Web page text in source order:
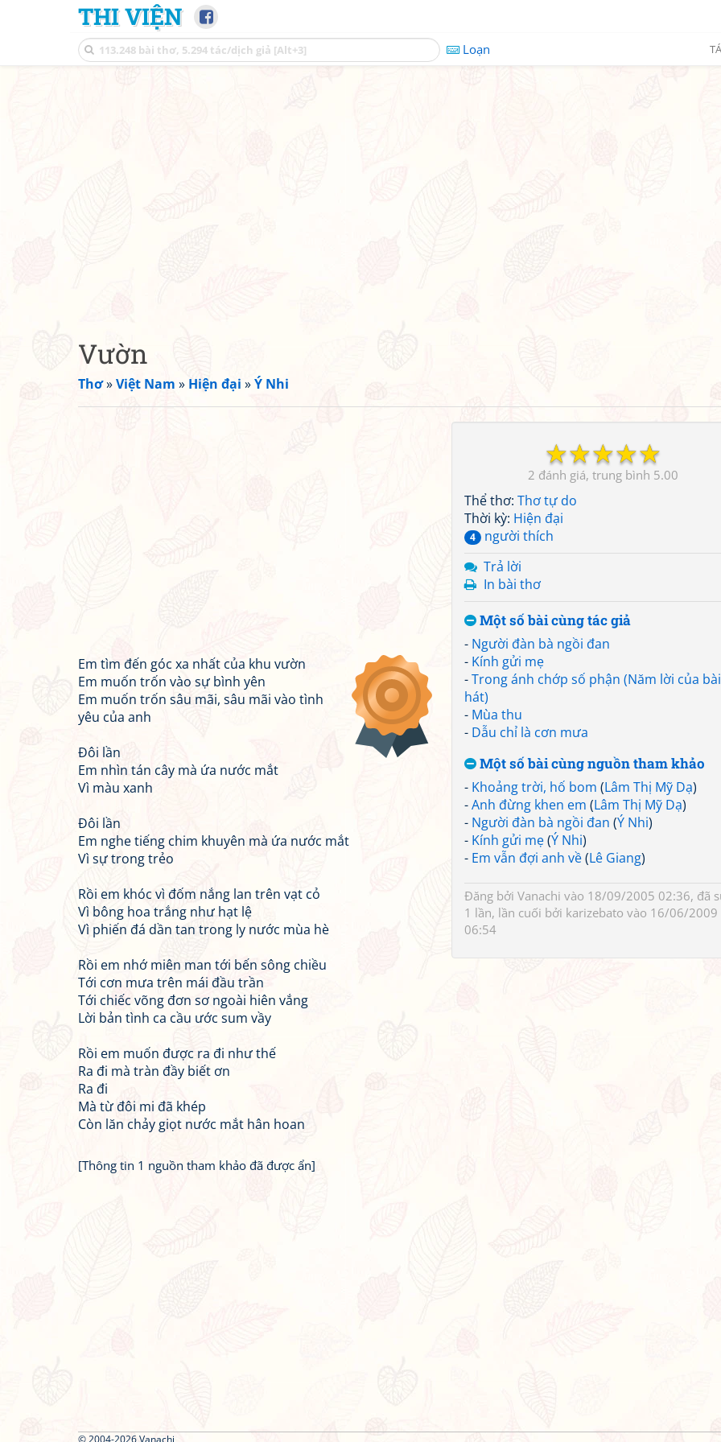
THI VIỆN
Loạn
Vườn
Thơ»Việt Nam » Hiện đại »Ý Nhi
☆
☆
☆
☆
☆
2 5.00
Thể thơ: Thơ tự do
Thời kỳ: Hiện đại
4
người thích
Trả lời
In bài thơ
Một số bài cùng tác giả
- Người đàn bà ngồi đan
- Kính gửi mẹ
-Trong ánh chớp số phận (Năm lời của bài
hát)
- Mùa thu
- Dẫu chỉ là cơn mưa
Một số bài cùng nguồn tham khảo
- Khoảng trời, hố bom (Lâm Thị Mỹ Dạ)
-Anh đừng khen em (Lâm Thị Mỹ Dạ)
- Người đàn bà ngồi đan (Ý Nhi)
- Kính gửi mẹ(Ý Nhi)
- Em vẫn đợi anh về(Lê Giang)
Đăng bởi Vanachi vào 18/09/2005 02:36, đã
1 lần, lần cuối bởi karizebato vào 16/06/2009
06:54
Em tìm đến góc xa nhất của khu vườn
Em muốn trốn vào sự bình yên
Em muốn trốn sâu mãi, sâu mãi vào tình
yêu của anh
Đôi lần
Em nhìn tán cây mà ứa nước mắt
Vì màu xanh
Đôi lần
Em nghe tiếng chim khuyên mà ứa nước mắt
Vì sự trong trẻo
Rồi em khóc vì đốm nắng lan trên vạt cỏ
Vì bông hoa trắng như hạt lệ
Vì phiến đá dần tan trong ly nước mùa hè
Rồi em nhớ miên man tới bến sông chiều
Tới cơn mưa trên mái đầu trần
Tới chiếc võng đơn sơ ngoài hiên vắng
Lời bản tình ca cầu ước sum vầy
Rồi em muốn được ra đi như thế
Ra đi mà tràn đầy biết ơn
Ra đi
Mà từ đôi mi đã khép
Còn lăn chảy giọt nước mắt hân hoan
[Thông tin 1 nguồn tham khảo đã được ẩn]
© 2004-2026 Vanachi